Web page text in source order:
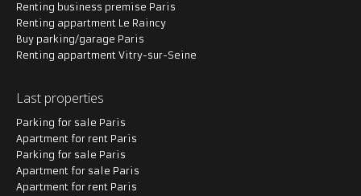
Renting business premise Paris
Renting appartment Le Raincy
Buy parking/garage Paris
Renting appartment Vitry-sur-Seine
Last properties
Parking for sale Paris
Apartment for rent Paris
Parking for sale Paris
Apartment for sale Paris
Apartment for rent Paris